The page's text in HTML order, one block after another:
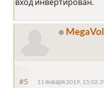
#5 11 января 2019,